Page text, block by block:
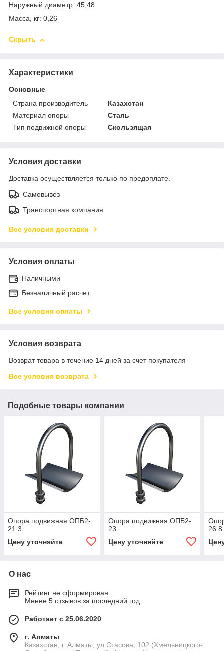
Наружный диаметр: 45,48
Масса, кг: 0,26
Скрыть
Характеристики
Основные
Страна производитель
Казахстан
Материал опоры
Сталь
Тип подвижной опоры
Скользящая
Условия доставки
Доставка осуществляется только по предоплате.
Самовывоз
Транспортная компания
Все условия доставки
Условия оплаты
Наличными
Безналичный расчет
Все условия оплаты
Условия возврата
Возврат товара в течение 14 дней за счет покупателя
Все условия возврата
Подобные товары компании
Опора подвижная ОПБ2-
21.3
Цену уточняйте
Опора подвижная ОПБ2-
23
Цену уточняйте
26.8
О нас
Рейтинг не сформирован
Менее 5 отзывов за последний год
Работает с 25.06.2020
г. Алматы
Казахстан, г. Алматы, ул.Стасова, 102 (Хмельницкого-